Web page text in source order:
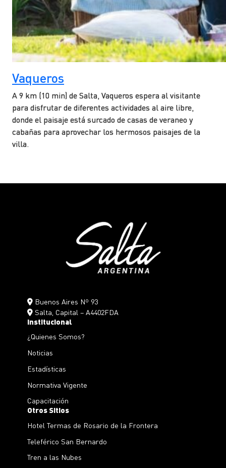
Vaqueros
A 9 km (10 min) de Salta, Vaqueros espera al visitante
para disfrutar de diferentes actividades al aire libre,
donde el paisaje está surcado de casas de veraneo y
cabañas para aprovechar los hermosos paisajes de la
villa.
Buenos Aires Nº 93
Salta, Capital – A4402FDA
Institucional
¿Quienes Somos?
Noticias
Estadísticas
Normativa Vigente
Capacitación
Otros Sitios
Hotel Termas de Rosario de la Frontera
Teleférico San Bernardo
Tren a las Nubes